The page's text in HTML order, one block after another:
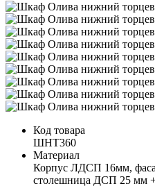
Код товара
ШНТ360
Материал
Корпус ЛДСП 16мм,
столешница ДСП 25 мм